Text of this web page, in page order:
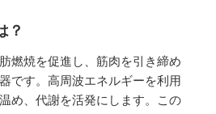
？
燃焼を促進し、筋肉を引き締め
です。高周波エネルギーを利用
め、代謝を活発にします。この